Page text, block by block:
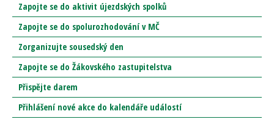
Zapojte se do aktivit újezdských spolků
Zapojte se do spolurozhodování v MČ
Zorganizujte sousedský den
Zapojte se do Žákovského zastupitelstva
Přispějte darem
Přihlášení nové akce do kalendáře událostí